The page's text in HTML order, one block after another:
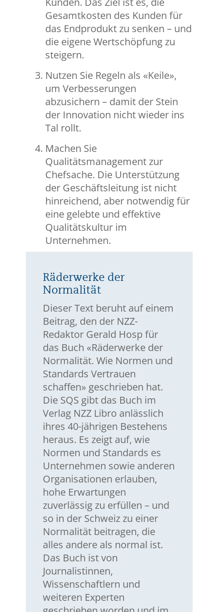
Gesamtkosten des Kunden für
das Endprodukt zu senken – und
die eigene Wertschöpfung zu
steigern.
Nutzen Sie Regeln als «Keile»,
um Verbesserungen
abzusichern – damit der Stein
der Innovation nicht wieder ins
Tal rollt.
Machen Sie
Qualitätsmanagement zur
Chefsache. Die Unterstützung
der Geschäftsleitung ist nicht
hinreichend, aber notwendig für
eine gelebte und effektive
Qualitätskultur im
Unternehmen.
Räderwerke der
Normalität
Dieser Text beruht auf einem
Beitrag, den der NZZ-
Redaktor Gerald Hosp für
das Buch «Räderwerke der
Normalität. Wie Normen und
Standards Vertrauen
schaffen» geschrieben hat.
Die SQS gibt das Buch im
Verlag NZZ Libro anlässlich
ihres 40-jährigen Bestehens
heraus. Es zeigt auf, wie
Normen und Standards es
Unternehmen sowie anderen
Organisationen erlauben,
hohe Erwartungen
zuverlässig zu erfüllen – und
so in der Schweiz zu einer
Normalität beitragen, die
alles andere als normal ist.
Das Buch ist von
Journalistinnen,
Wissenschaftlern und
weiteren Experten